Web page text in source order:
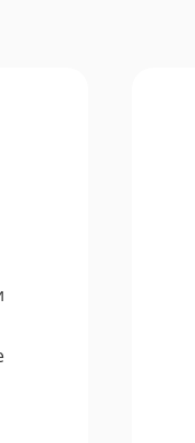
и
годности
для
по каждому